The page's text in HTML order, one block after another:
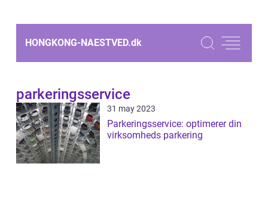
HONGKONG-NAESTVED.dk
parkeringsservice
31 may 2023
Parkeringsservice: optimerer din
virksomheds parkering